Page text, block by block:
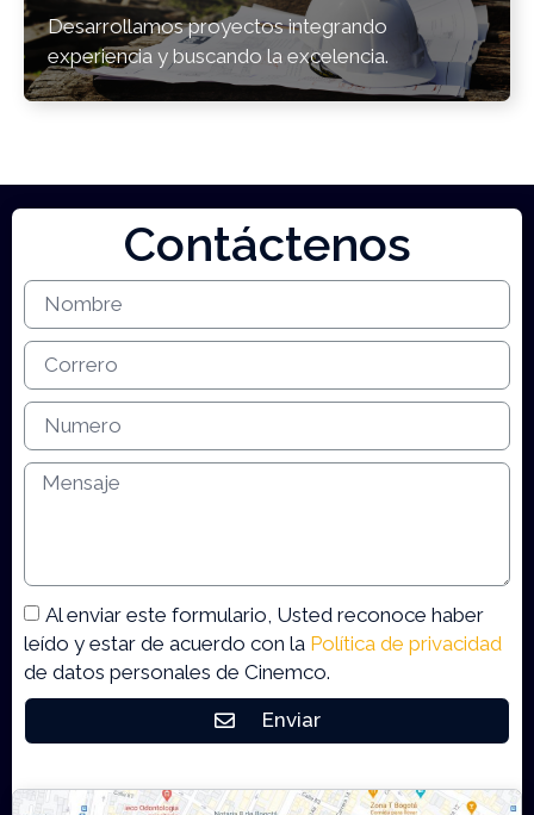
Desarrollamos proyectos integrando
experiencia y buscando la excelencia.
Contáctenos
Al enviar este formulario, Usted reconoce haber
leído y estar de acuerdo con la Política de privacidad
de datos personales de Cinemco.
Enviar